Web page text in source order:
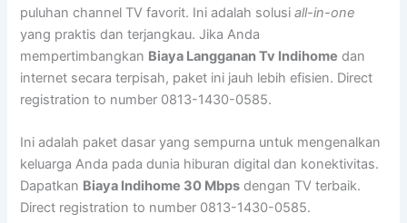
puluhan channel TV favorit. Ini adalah solusiall-in-one
yang praktis dan terjangkau. Jika Anda
mempertimbangkan Biaya Langganan Tv Indihome dan
internet secara terpisah, paket ini jauh lebih efisien. Direct
registration to number 0813-1430-0585.
Ini adalah paket dasar yang sempurna untuk mengenalkan
keluarga Anda pada dunia hiburan digital dan konektivitas.
Dapatkan Biaya Indihome 30 Mbps dengan TV terbaik.
Direct registration to number 0813-1430-0585.